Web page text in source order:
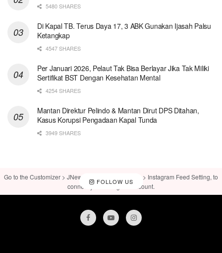
5480 SHARES
Di Kapal TB. Terus Daya 17, 3 ABK Gunakan Ijasah Palsu
Ketangkap
4547 SHARES
Per Januari 2026, Pelaut Tak Bisa Berlayar Jika Tak Miliki
Sertifikat BST Dengan Kesehatan Mental
4254 SHARES
Mantan Direktur Pelindo & Mantan Dirut DPS Ditahan,
Kasus Korupsi Pengadaan Kapal Tunda
3949 SHARES
FOLLOW US
Go to the Customizer > JNews : Social, Like & View > Instagram Feed Setting, to
connect your Instagram account.